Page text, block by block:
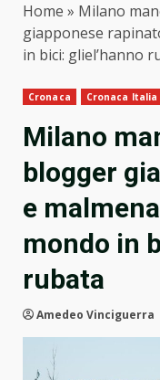
Home » Milano
giapponese
in bici: gliel’hanno
Cronaca Cronaca Italia
Milano
blogger
e
mondo in
rubata
Amedeo Vinciguerra